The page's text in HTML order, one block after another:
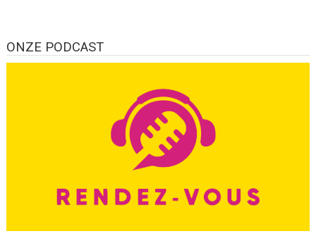
ONZE PODCAST